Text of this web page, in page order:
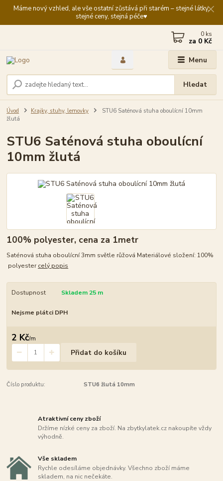
Máme nový vzhled, ale vše ostatní zůstává při starém – stejné látky,
stejné ceny, stejná péče♥️
Menu
Hledat
0 ks
za 0 Kč
Úvod Krajky, stuhy, lemovky
STU6 Saténová stuha oboulícní 10mm
žlutá
STU6 Saténová stuha oboulícní
10mm žlutá
100% polyester, cena za 1metr
Saténová stuha oboulícní 3mm světle růžová Materiálové složení: 100%
polyestercelý popis
Dostupnost Skladem 25 m
Nejsme plátci DPH
2 Kč/m
Přidat do košíku
Číslo produktu: STU6 žlutá 10mm
Atraktivní ceny zboží
Držíme nízké ceny za zboží. Na zbytkylatek.cz nakoupíte vždy
výhodně.
Vše skladem
Rychle odesíláme objednávky. Všechno zboží máme
skladem, na nic nečekáte.